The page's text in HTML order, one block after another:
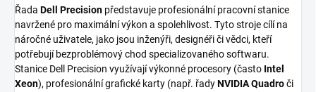
Řada Dell Precision představuje profesionální pracovní stanice
navržené pro maximální výkon a spolehlivost. Tyto stroje cílí na
náročné uživatele, jako jsou inženýři, designéři či vědci, kteří
potřebují bezproblémový chod specializovaného softwaru.
Stanice Dell Precision využívají výkonné procesory (často Intel
Xeon), profesionální grafické karty (např. řadyNVIDIA Quadroči